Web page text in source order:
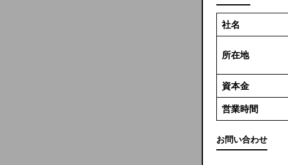
社名
所在地
資本金
営業時間
お問い合わせ